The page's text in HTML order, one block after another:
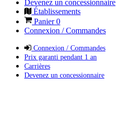
Devenez un concessionnaire
Établissements
Panier0
Connexion / Commandes
Connexion / Commandes
Prix garanti pendant 1 an
Carrières
Devenez un concessionnaire